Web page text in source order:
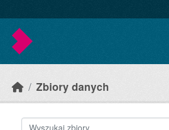
Zbiory danych